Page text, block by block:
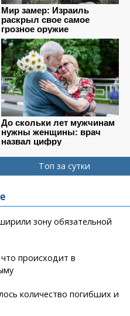
Топ за сутки
зону обязательной
что происходит в
количество погибших и